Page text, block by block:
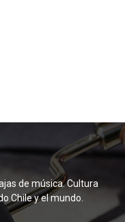
de música. Cultura
Chile y el mundo.